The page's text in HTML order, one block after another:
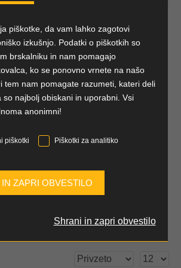
izvedbo različnih vrtnih opravil okoli
različne vrste orodja, kot so škarje
vrtne žage, sekire, vile in lopate, ki
delo pri vsakodnevnih opravilih. Za
rastlin priporočamo tudi
katero vrtno ročno orodje
uporabe. Kakovostni materiali,
jeklo, ter ergonomsko oblikovani
boljši oprijem, več nadzora in
Škarje za živo
mejo
Vrtne žage
piškotke, da vam lahko zagotovi
izkušnjo. Podatki o piškotkih so
brskalniku in nam pomagajo
ko se ponovno vrnete na našo
tem nam pomagate razumeti, kateri deli
so najbolj obiskani in uporabni. Vsi
anonimni!
piškotki Piškotki za analitiko
Shrani in zapri obvestilo